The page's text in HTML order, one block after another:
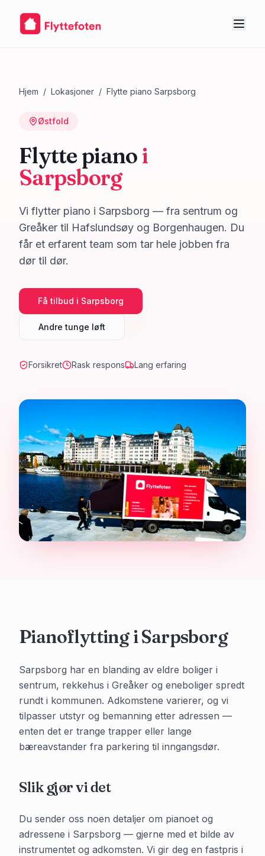
Hjem / Lokasjoner / Flytte piano Sarpsborg
Østfold
Flytte piano i
Sarpsborg
Vi flytter piano i Sarpsborg — fra sentrum og
Greåker til Hafslundsøy og Borgenhaugen. Du
får et erfarent team som tar hele jobben fra
dør til dør.
Få tilbud i Sarpsborg
Andre tunge løft
Forsikret Rask respons Lang erfaring
Pianoflytting iSarpsborg
Sarpsborg har en blanding av eldre boliger i
sentrum, rekkehus i Greåker og eneboliger spredt
rundt i kommunen. Adkomstene varierer, og vi
tilpasser utstyr og bemanning etter adressen —
enten det er trange trapper eller lange
bæreavstander fra parkering til inngangsdør.
Slik gjør vi det
Du sender oss noen detaljer om pianoet og
adressene i Sarpsborg — gjerne med et bilde av
instrumentet og adkomsten. Vi gir deg en fastpris i